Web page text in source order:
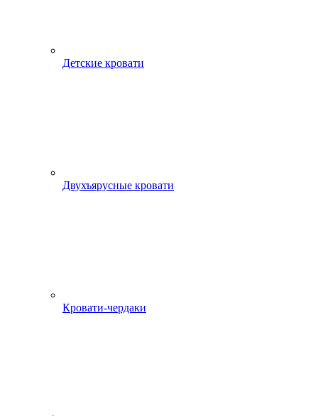
Детские кровати
Двухъярусные кровати
Кровати-чердаки